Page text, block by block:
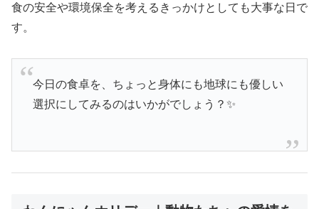
食の安全や環境保全を考えるきっかけとしても大事な日で
す。
今日の食卓を、ちょっと身体にも地球にも優しい
選択にしてみるのはいかがでしょう？✨